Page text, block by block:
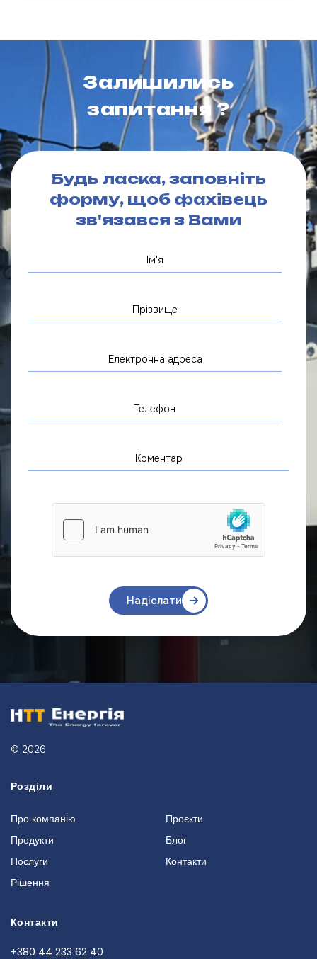
Залишились
запитання ?
Будь ласка, заповніть
форму, щоб фахівець
зв'язався з Вами
Надіслати
© 2026
Розділи
Про компанію
Продукти
Послуги
Рішення
Проєкти
Блог
Контакти
Контакти
+380 44 233 62 40